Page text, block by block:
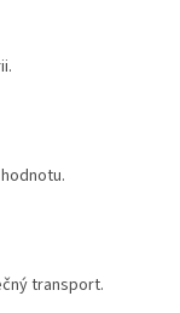
transport.